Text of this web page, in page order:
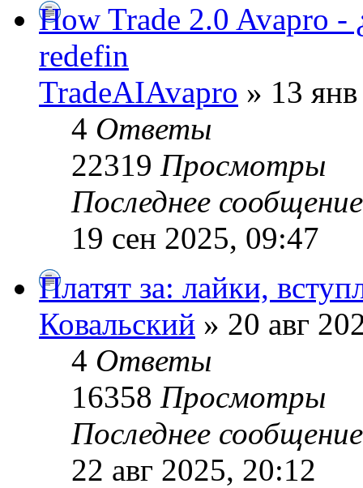
How Trade 2.0 Avapro -
redefin
TradeAIAvapro » 13
4 Ответы
22319 Просмотры
Последнее
19 сен 2025, 09:47
Платят за: лайки,
Ковальский » 20 авг
4 Ответы
16358 Просмотры
Последнее
22 авг 2025, 20:12